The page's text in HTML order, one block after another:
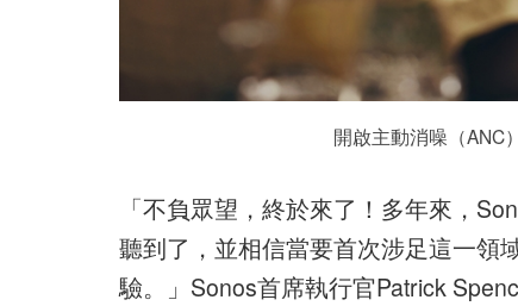
開啟主動消噪（ANC
「不負眾望，終於來了！多年來，
聽到了，並相信當要首次涉足這一領
驗。」Sonos首席執行官Patrick